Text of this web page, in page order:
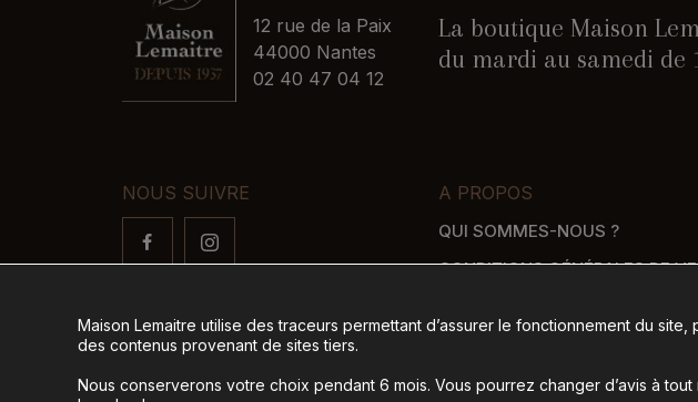
12 rue de la Paix
44000 Nantes
02 40 47 04 12
La boutique Maison
du mardi au samedi de
NOUS SUIVRE A PROPOS
QUI SOMMES-NOUS ?
CONDITIONS GÉNÉRALES DE
MODES DE PAIEMENT
Maison Lemaitre utilise des traceurs permettant d’assurer le fonctionnement du
des contenus provenant de sites tiers.
Nous conserverons votre choix pendant 6 mois. Vous pourrez changer d’avis à